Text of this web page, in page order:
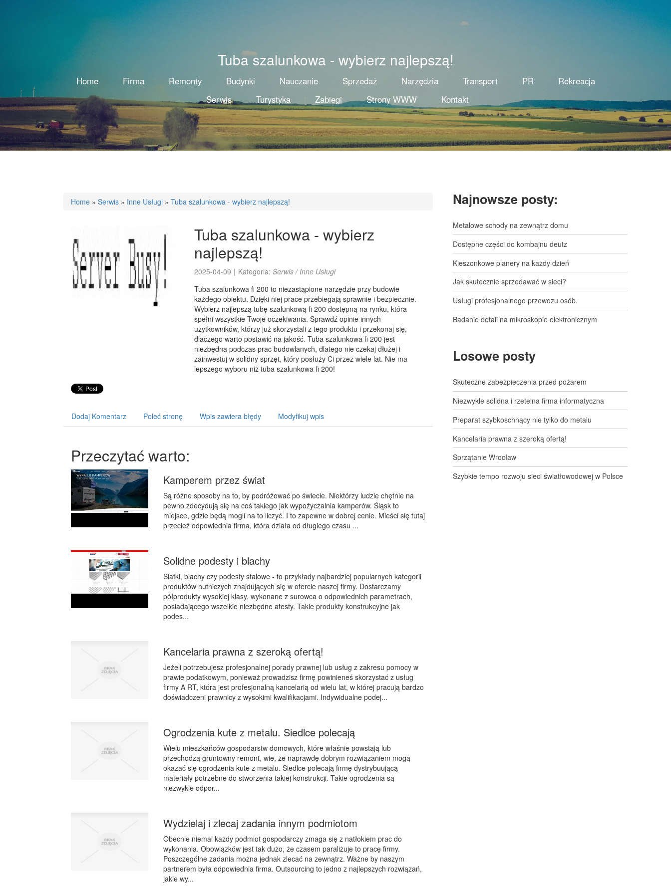
Tuba szalunkowa - wybierz najlepszą!
Home Firma Remonty Budynki Nauczanie Sprzedaż Narzędzia Transport PR
Rekreacja
Serwis
Turystyka Zabiegi Strony WWW Kontakt
Home » Serwis » Inne Usługi » Tuba szalunkowa - wybierz najlepszą!
Tuba szalunkowa - wybierz
najlepszą!
2025-04-09 | Kategoria: Serwis / Inne Usługi
Tuba szalunkowa fi 200 to niezastąpione narzędzie przy budowie
każdego obiektu. Dzięki niej prace przebiegają sprawnie i bezpiecznie.
Wybierz najlepszą tubę szalunkową fi 200 dostępną na rynku, która
spełni wszystkie Twoje oczekiwania. Sprawdź opinie innych
użytkowników, którzy już skorzystali z tego produktu i przekonaj się,
dlaczego warto postawić na jakość. Tuba szalunkowa fi 200 jest
niezbędna podczas prac budowlanych, dlatego nie czekaj dłużej i
zainwestuj w solidny sprzęt, który posłuży Ci przez wiele lat. Nie ma
lepszego wyboru niż tuba szalunkowa fi 200!
Dodaj Komentarz Poleć stronę Wpis zawiera błędy Modyfikuj wpis
Przeczytać warto:
Kamperem przez świat
Są różne sposoby na to, by podróżować po świecie. Niektórzy ludzie chętnie na
pewno zdecydują się na coś takiego jak wypożyczalnia kamperów. Śląsk to
miejsce, gdzie będą mogli na to liczyć. I to zapewne w dobrej cenie. Mieści się tutaj
przecież odpowiednia firma, która działa od długiego czasu ...
Solidne podesty i blachy
Siatki, blachy czy podesty stalowe - to przykłady najbardziej popularnych kategorii
produktów hutniczych znajdujących się w ofercie naszej firmy. Dostarczamy
półprodukty wysokiej klasy, wykonane z surowca o odpowiednich parametrach,
posiadającego wszelkie niezbędne atesty. Takie produkty konstrukcyjne jak
podes...
Kancelaria prawna z szeroką ofertą!
Jeżeli potrzebujesz profesjonalnej porady prawnej lub usług z zakresu pomocy w
prawie podatkowym, ponieważ prowadzisz firmę powinieneś skorzystać z usług
firmy A RT, która jest profesjonalną kancelarią od wielu lat, w której pracują bardzo
doświadczeni prawnicy z wysokimi kwalifikacjami. Indywidualne podej...
Ogrodzenia kute z metalu. Siedlce polecają
Wielu mieszkańców gospodarstw domowych, które właśnie powstają lub
przechodzą gruntowny remont, wie, że naprawdę dobrym rozwiązaniem mogą
okazać się ogrodzenia kute z metalu. Siedlce polecają firmę dystrybuującą
materiały potrzebne do stworzenia takiej konstrukcji. Takie ogrodzenia są
niezwykle odpor...
Wydzielaj i zlecaj zadania innym podmiotom
Obecnie niemal każdy podmiot gospodarczy zmaga się z natłokiem prac do
wykonania. Obowiązków jest tak dużo, że czasem paraliżuje to pracę firmy.
Poszczególne zadania można jednak zlecać na zewnątrz. Ważne by naszym
partnerem była odpowiednia firma. Outsourcing to jedno z najlepszych rozwiązań,
jakie wy...
Najnowsze posty:
Metalowe schody na zewnątrz domu
Dostępne części do kombajnu deutz
Kieszonkowe planery na każdy dzień
Jak skutecznie sprzedawać w sieci?
Usługi profesjonalnego przewozu osób.
Badanie detali na mikroskopie elektronicznym
Losowe posty
Skuteczne zabezpieczenia przed pożarem
Niezwykle solidna i rzetelna firma informatyczna
Preparat szybkoschnący nie tylko do metalu
Kancelaria prawna z szeroką ofertą!
Sprzątanie Wrocław
Szybkie tempo rozwoju sieci światłowodowej w Polsce